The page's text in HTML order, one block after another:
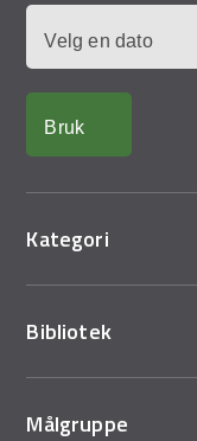
Kategori
Bibliotek
Målgruppe